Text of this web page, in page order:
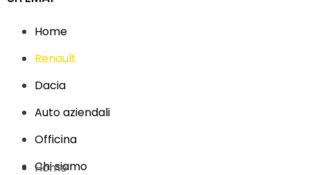
Home
Renault
Dacia
Auto aziendali
Officina
Chi siamo
Home